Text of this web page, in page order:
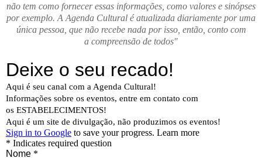
não tem como fornecer essas informações, como valores e sinópses
por exemplo. A Agenda Cultural é atualizada diariamente por uma
única pessoa, que não recebe nada por isso, então, conto com
a compreensão de todos"